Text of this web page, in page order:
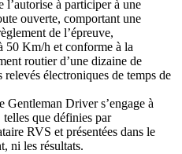
l’autorise à participer à une
ouverte, comportant une
de l’épreuve,
50 Km/h et conforme à la
routier d’une dizaine de
électroniques de temps de
Gentleman Driver s’engage à
telles que définies par
RVS et présentées dans le
ni les résultats.